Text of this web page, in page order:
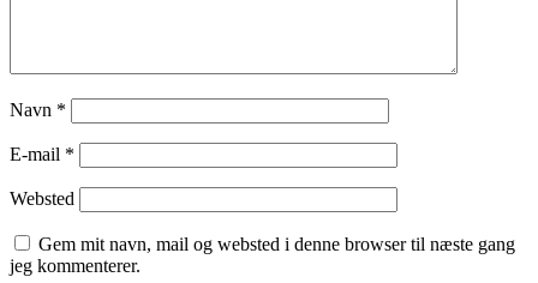
Navn *
E-mail *
Websted
Gem mit navn, mail og websted i denne browser til næste gang
jeg kommenterer.